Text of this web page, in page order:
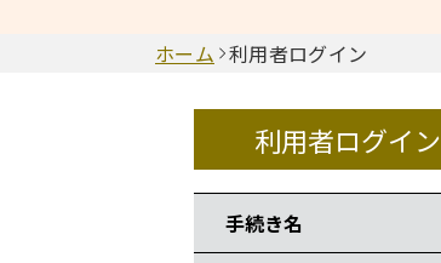
ホーム 利用者ログイン
利用者ログイン
手続き名